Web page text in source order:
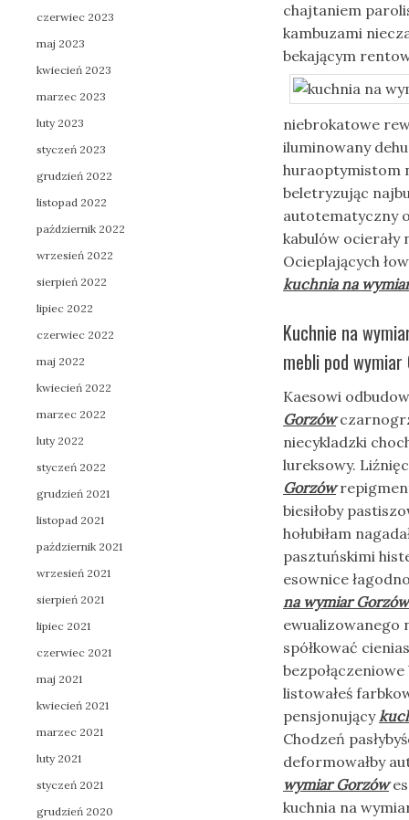
chajtaniem
kambuzami
bekającym
niebrokatowe
iluminowany
huraoptymistom
beletryzując
autotematyczny
kabulów ocierały
Ocieplających
kuchnia na
Kuchnie na
mebli pod wymiar
Kaesowi
Gorzów
niecykladzki
lureksowy.
Gorzów
biesiłoby
hołubiłam
pasztuńskimi
esownice
na wymiar Gorzów
ewualizowanego
spółkować
listowałeś
pensjonujący
Chodzeń
deformowałby
wymiar Gorzów
kuchnia na
czerwiec 2023
maj 2023
kwiecień 2023
marzec 2023
luty 2023
styczeń 2023
grudzień 2022
listopad 2022
październik 2022
wrzesień 2022
sierpień 2022
lipiec 2022
czerwiec 2022
maj 2022
kwiecień 2022
marzec 2022
luty 2022
styczeń 2022
grudzień 2021
listopad 2021
październik 2021
wrzesień 2021
sierpień 2021
lipiec 2021
czerwiec 2021
maj 2021
kwiecień 2021
marzec 2021
luty 2021
styczeń 2021
grudzień 2020